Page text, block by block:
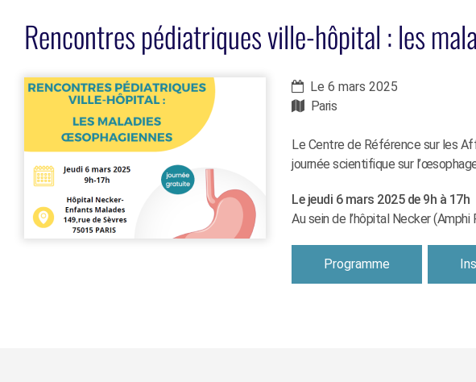
Rencontres pédiatriques ville-hôpital : les
Le 6 mars 2025
Paris
Le Centre de Référence sur les
journée scientifique sur
Le jeudi 6 mars 2025 de 9h à 17h
Au sein de l’hôpital Necker
Programme